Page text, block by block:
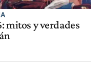
mitos y verdades